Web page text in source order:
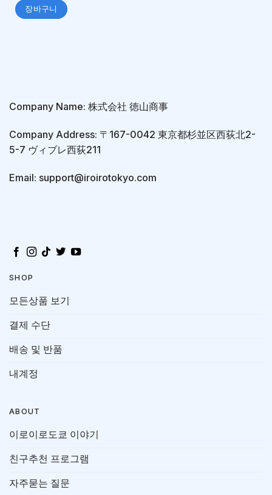
장바구니
Company Name: 株式会社 徳山商事
Company Address: 〒167-0042 東京都杉並区西荻北2-
5-7 ヴィブレ西荻211
Email: support@iroirotokyo.com
SHOP
모든상품 보기
결제 수단
배송 및 반품
내계정
ABOUT
이로이로도쿄 이야기
친구추천 프로그램
자주묻는 질문